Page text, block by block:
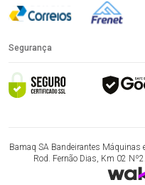
Segurança
Bamaq SA Bandeirantes
Rod. Fernão Dias, Km 02